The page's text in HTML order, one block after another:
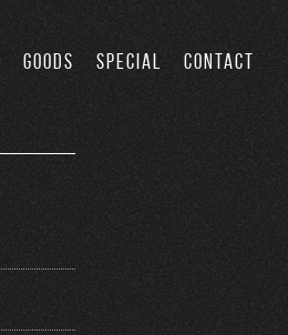
GOODS SPECIAL CONTACT